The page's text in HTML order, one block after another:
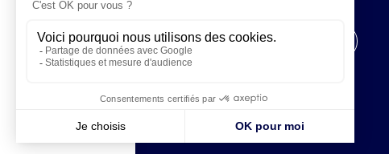
Visiter la page de l'émission